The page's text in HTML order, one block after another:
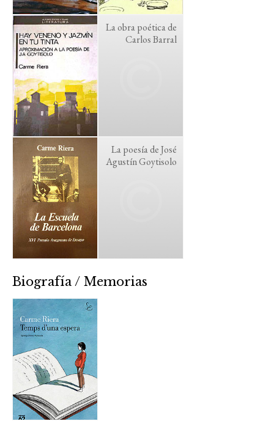
La obra poética de
Carlos Barral
La poesía de José
Agustín Goytisolo
Biografía / Memorias